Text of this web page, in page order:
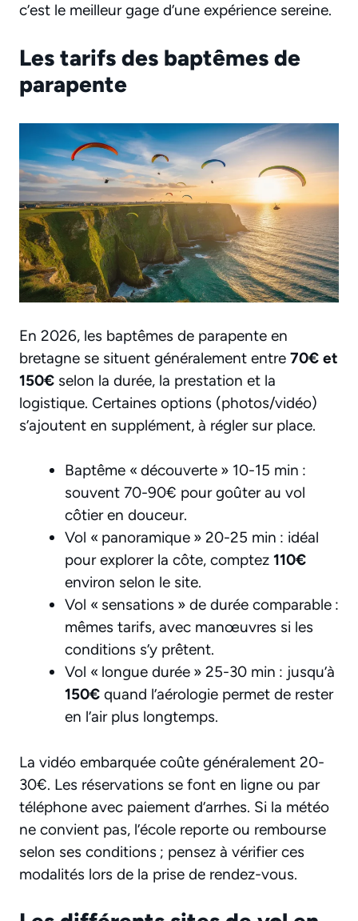
c’est le meilleur gage d’une expérience sereine.
Les tarifs des baptêmes de
parapente
En 2026, les baptêmes de parapente en
bretagne se situent généralement entre 70€ et
150€ selon la durée, la prestation et la
logistique. Certaines options (photos/vidéo)
s’ajoutent en supplément, à régler sur place.
Baptême « découverte » 10-15 min :
souvent 70-90€ pour goûter au vol
côtier en douceur.
Vol « panoramique » 20-25 min : idéal
pour explorer la côte, comptez 110€
environ selon le site.
Vol « sensations » de durée comparable :
mêmes tarifs, avec manœuvres si les
conditions s’y prêtent.
Vol « longue durée » 25-30 min : jusqu’à
150€ quand l’aérologie permet de rester
en l’air plus longtemps.
La vidéo embarquée coûte généralement 20-
30€. Les réservations se font en ligne ou par
téléphone avec paiement d’arrhes. Si la météo
ne convient pas, l’école reporte ou rembourse
selon ses conditions ; pensez à vérifier ces
modalités lors de la prise de rendez-vous.